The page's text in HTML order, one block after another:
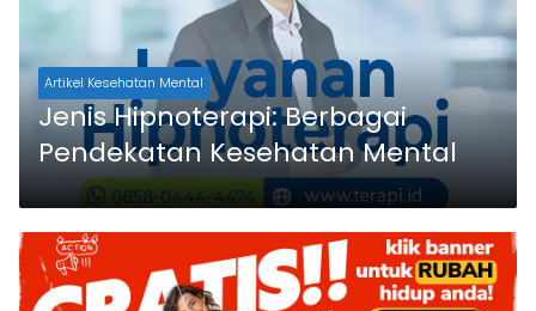
Artikel Kesehatan Mental
Jenis Hipnoterapi: Berbagai
Pendekatan Kesehatan Mental